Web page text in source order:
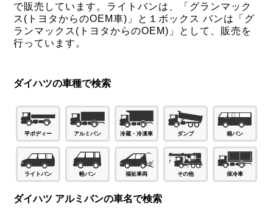
で販売しています。ライトバンは、「グランマック
ス(トヨタからのOEM車)」と１ボックス バンは「グ
ランマックス(トヨタからのOEM)」として、販売を
行っています。
ダイハツの車種で検索
平ボディー アルミバン 冷蔵・冷凍車 ダンプ 箱バン
ライトバン 軽バン 福祉車両 その他 保冷車
ダイハツ アルミバンの車名で検索